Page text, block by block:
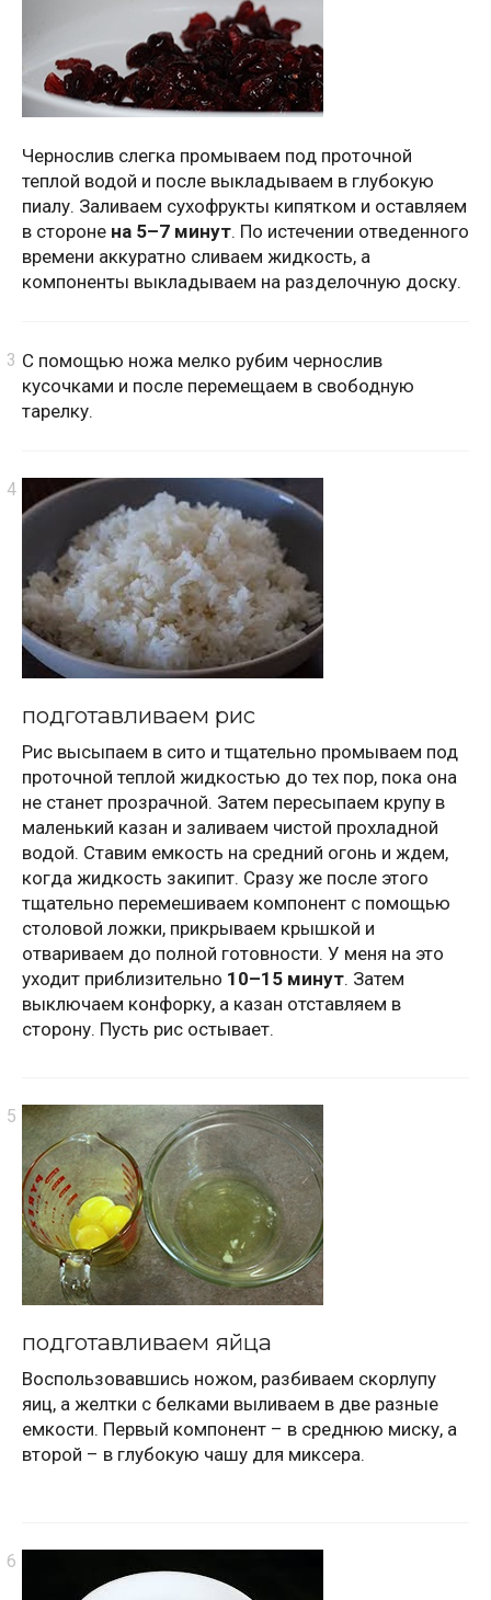
Чернослив слегка промываем под проточной
теплой водой и после выкладываем в глубокую
пиалу. Заливаем сухофрукты кипятком и оставляем
в стороне на 5–7 минут. По истечении отведенного
времени аккуратно сливаем жидкость, а
компоненты выкладываем на разделочную доску.
С помощью ножа мелко рубим чернослив
кусочками и после перемещаем в свободную
тарелку.
подготавливаем рис
Рис высыпаем в сито и тщательно промываем под
проточной теплой жидкостью до тех пор, пока она
не станет прозрачной. Затем пересыпаем крупу в
маленький казан и заливаем чистой прохладной
водой. Ставим емкость на средний огонь и ждем,
когда жидкость закипит. Сразу же после этого
тщательно перемешиваем компонент с помощью
столовой ложки, прикрываем крышкой и
отвариваем до полной готовности. У меня на это
уходит приблизительно 10–15 минут. Затем
выключаем конфорку, а казан отставляем в
сторону. Пусть рис остывает.
подготавливаем яйца
Воспользовавшись ножом, разбиваем скорлупу
яиц, а желтки с белками выливаем в две разные
емкости. Первый компонент – в среднюю миску, а
второй – в глубокую чашу для миксера.